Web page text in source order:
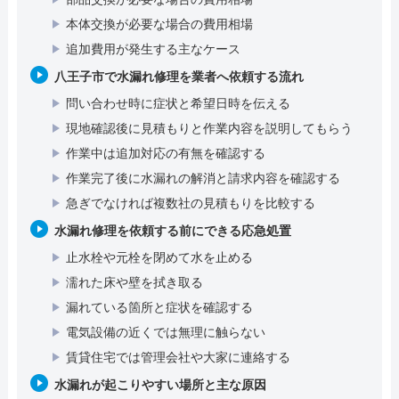
本体交換が必要な場合の費用相場
追加費用が発生する主なケース
八王子市で水漏れ修理を業者へ依頼する流れ
問い合わせ時に症状と希望日時を伝える
現地確認後に見積もりと作業内容を説明してもらう
作業中は追加対応の有無を確認する
作業完了後に水漏れの解消と請求内容を確認する
急ぎでなければ複数社の見積もりを比較する
水漏れ修理を依頼する前にできる応急処置
止水栓や元栓を閉めて水を止める
濡れた床や壁を拭き取る
漏れている箇所と症状を確認する
電気設備の近くでは無理に触らない
賃貸住宅では管理会社や大家に連絡する
水漏れが起こりやすい場所と主な原因